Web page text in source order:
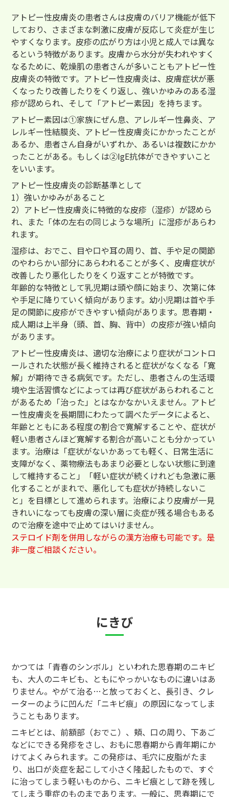
アトピー性皮膚炎の患者さんは皮膚のバリア機能が低下
しており、さまざまな刺激に皮膚が反応して炎症が生じ
やすくなります。皮疹の広がり方は小児と成人では異な
るという特徴があります。皮膚から水分が失われやすく
なるために、乾燥肌の患者さんが多いこともアトピー性
皮膚炎の特徴です。アトピー性皮膚炎は、皮膚症状が悪
くなったり改善したりをくり返し、強いかゆみのある湿
疹が認められ、そして「アトピー素因」を持ちます。
アトピー素因は①家族にぜん息、アレルギー性鼻炎、ア
レルギー性結膜炎、アトピー性皮膚炎にかかったことが
あるか、患者さん自身がいずれか、あるいは複数にかか
ったことがある。もしくは②IgE抗体ができやすいこと
をいいます。
アトピー性皮膚炎の診断基準として
1）強いかゆみがあること
2）アトピー性皮膚炎に特徴的な皮疹（湿疹）が認めら
れ、また「体の左右の同じような場所」に湿疹があらわ
れます。
湿疹は、おでこ、目や口や耳の周り、首、手や足の関節
のやわらかい部分にあらわれることが多く、皮膚症状が
改善したり悪化したりをくり返すことが特徴です。
年齢的な特徴として乳児期は頭や顔に始まり、次第に体
や手足に降りていく傾向があります。幼小児期は首や手
足の関節に皮疹ができやすい傾向があります。思春期・
成人期は上半身（頭、首、胸、背中）の皮疹が強い傾向
があります。
アトピー性皮膚炎は、適切な治療により症状がコントロ
ールされた状態が長く維持されると症状がなくなる「寛
解」が期待できる病気です。ただし、患者さんの生活環
境や生活習慣などによっては再び症状があらわれること
があるため「治った」とはなかなかいえません。アトピ
ー性皮膚炎を長期間にわたって調べたデータによると、
年齢とともにある程度の割合で寛解することや、症状が
軽い患者さんほど寛解する割合が高いことも分かってい
ます。治療は「症状がないかあっても軽く、日常生活に
支障がなく、薬物療法もあまり必要としない状態に到達
して維持すること」「軽い症状が続くけれども急激に悪
化することがまれで、悪化しても症状が持続しないこ
と」を目標として進められます。治療により皮膚が一見
きれいになっても皮膚の深い層に炎症が残る場合もある
ので治療を途中で止めてはいけません。
ステロイド剤を併用しながらの漢方治療も可能です。是
非一度ご相談ください。
にきび
かつては「青春のシンボル」といわれた思春期のニキビ
も、大人のニキビも、ともにやっかいなものに違いはあ
りません。やがて治る…と放っておくと、長引き、クレ
ーターのように凹んだ「ニキビ痕」の原因になってしま
うこともあります。
ニキビとは、前額部（おでこ）、頬、口の周り、下あご
などにできる発疹をさし、おもに思春期から青年期にか
けてよくみられます。この発疹は、毛穴に皮脂がたま
り、出口が炎症を起こして小さく隆起したもので、すぐ
に治ってしまう軽いものから、ニキビ痕として跡を残し
てしまう重症のものまであります。一般に、思春期にで